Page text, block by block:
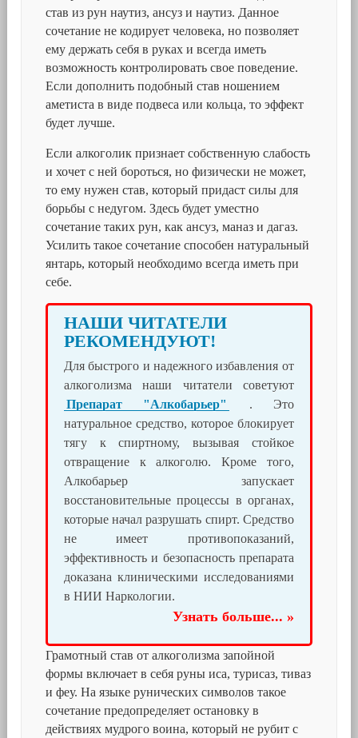
став из рун наутиз, ансуз и наутиз. Данное
сочетание не кодирует человека, но позволяет
ему держать себя в руках и всегда иметь
возможность контролировать свое поведение.
Если дополнить подобный став ношением
аметиста в виде подвеса или кольца, то эффект
будет лучше.
Если алкоголик признает собственную слабость
и хочет с ней бороться, но физически не может,
то ему нужен став, который придаст силы для
борьбы с недугом. Здесь будет уместно
сочетание таких рун, как ансуз, маназ и дагаз.
Усилить такое сочетание способен натуральный
янтарь, который необходимо всегда иметь при
себе.
НАШИ ЧИТАТЕЛИ
РЕКОМЕНДУЮТ!
Для быстрого и надежного избавления от
алкоголизма наши читатели советуют
Препарат "Алкобарьер"
. Это
натуральное средство, которое блокирует
тягу к спиртному, вызывая стойкое
отвращение к алкоголю. Кроме того,
Алкобарьер запускает
восстановительные процессы в органах,
которые начал разрушать спирт. Средство
не имеет противопоказаний,
эффективность и безопасность препарата
доказана клиническими исследованиями
в НИИ Наркологии.
Узнать больше... »
Грамотный став от алкоголизма запойной
формы включает в себя руны иса, турисаз, тиваз
и феу. На языке рунических символов такое
сочетание предопределяет остановку в
действиях мудрого воина, который не рубит с